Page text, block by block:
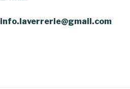
info.laverrerie@gmail.com